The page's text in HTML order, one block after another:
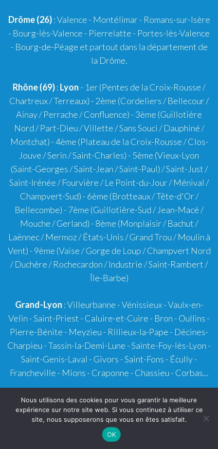
Drôme (26):Valence - Montélimar- Romans-sur-Isère
- Bourg-lès-Valence - Pierrelatte - Portes-lès-Valence
- Bourg-de-Péage et partout dans la département de
la Drôme.
Rhône (69): Lyon - 1er(Pentes de la Croix-Rousse /
Chartreux / Terreaux) - 2ème (Cordeliers / Bellecour /
Ainay / Perrache / Confluence) - 3ème (Guillotière
Nord / Part-Dieu / Villette / Sans Souci / Dauphiné /
Montchat) -4ème (Plateau de la Croix-Rousse / Clos-
Jouve / Serin / Saint-Charles) - 5ème (Vieux-Lyon
(Saint-Georges / Saint-Jean / Saint-Paul) / Saint-Just /
Saint-Irénée / Fourvière / Le Point-du-Jour / Ménival /
Champvert-Sud) - 6ème (Brotteaux / Tête-d'Or /
Bellecombe) - 7ème (Guillotière-Sud / Jean-Macé /
Mouche / Gerland) - 8ème (Monplaisir / Bachut /
Laënnec / Mermoz / États-Unis / Grand Trou / Moulin à
Vent) - 9ème (Vaise / Gorge de Loup / Champvert Nord
/ Duchère / Rochecardon / Industrie / Saint-Rambert /
Île-Barbe)
Grand-Lyon :Villeurbanne -Vénissieux-Vaulx-en-
Velin -Saint-Priest - Caluire-et-Cuire - Bron - Oullins -
Pierre-Bénite - Meyzieu - Rillieux-la-Pape - Décines-
Charpieu -Tassin-la-Demi-Lune -Sainte-Foy-lès-Lyon -
Saint-Genis-Laval - Givors -Saint-Fons - Écully-
Francheville - Mions - Craponne - Chassieu - Corbas...
Villefranche-sur-Saône-Belleville-en-Beaujolais
Genas-Brignais-Tarare-Chaponostet partout dans
la département du Rhône.
Nous utilisons des cookies pour vous garantir la meilleure
expérience sur notre site web. Si vous continuez à utiliser ce
site, nous supposerons que vous en êtes satisfait.
OK